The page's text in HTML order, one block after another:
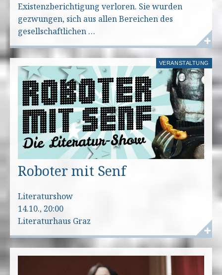
Existenzberichtigung verloren. Sie wurden
gezwungen, sich aus allen Bereichen des
gesellschaftlichen …
VERANSTALTUNG
Roboter mit Senf
Literaturshow
14.10., 20:00
Literaturhaus Graz